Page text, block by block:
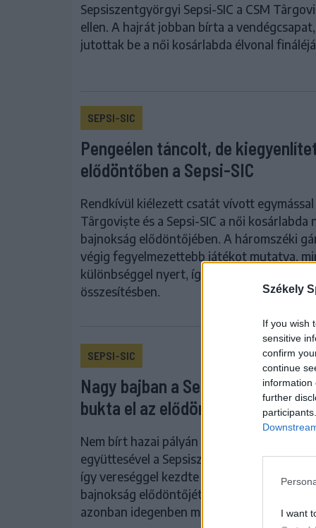
Székely
If you wish
sensitive
confirm
continue
information
further
I want
Sepsiszentgyörgyi Sepsi-SIC a CSM
ellen. A hajrát jobban bírta a
jutottak be a női kosárlabda élvonal
SEPSI-SIC
Pengeélen táncolt, de
elődöntőben a Sepsi-SIC
Rendkívül kiélezett csatát vívott egymással
Târgoviște és a Sepsi-SIC a női kosárlabda
bajnokság elődöntőjében. A háromszéki
végig fegyelmezettebb játékot mutatva,
különbséggel nyert, így kiegyenlített az
összesítésben.
SEPSI-SIC
Nagy bajban a Sepsi-SIC, hazai
bukta el az elődöntő első
Nem bírt hazai pályán a CSM Târgoviște
együttesével a Sepsiszentgyörgyi Sepsi-
így vereséggel kezdte a női élvonalbeli
bajnokság elődöntőjét. Zoran Mikes
azonban idegenben még javíthatnak a